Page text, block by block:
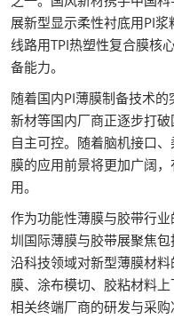
展新型显示柔性衬底用PI
线路用TPI热塑性复合膜核
备能力。
随着国内PI薄膜制备技术
新材等国内厂商正逐步打
自主可控。随着脑机接口
膜的应用前景将更加广阔
用。
作为功能性薄膜与胶带行
圳国际薄膜与胶带展聚焦
沿科技领域对新型薄膜材
膜、涂布模切、胶粘材料
相关终端厂商的研发与采